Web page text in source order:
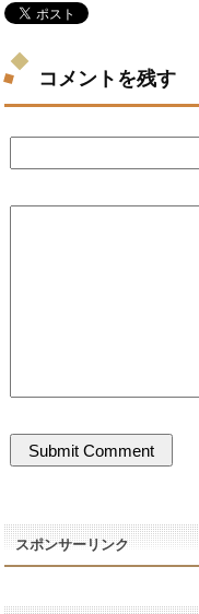
コメントを残す
スポンサーリンク